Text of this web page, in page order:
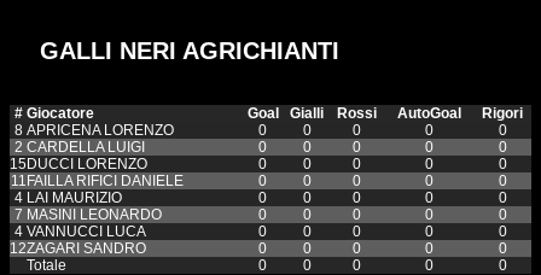
GALLI NERI AGRICHIANTI
# Giocatore Goal Gialli Rossi AutoGoal
Rigori
8 APRICENA LORENZO 0 0 0 0
0
2 CARDELLA LUIGI 0 0 0 0
0
15DUCCI LORENZO 0 0 0 0
0
11FAILLA RIFICI DANIELE 0 0 0 0
0
4 LAI MAURIZIO 0 0 0 0
0
7 MASINI LEONARDO 0 0 0 0
0
4 VANNUCCI LUCA 0 0 0 0
0
12ZAGARI SANDRO 0 0 0 0
0
Totale
0 0 0 0 0